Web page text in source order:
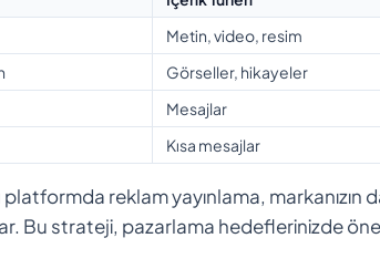
Metin, video, resim
Görseller, hikayeler
Mesajlar
Kısa mesajlar
reklam yayınlama, markanızın
Bu strateji, pazarlama hedeflerinizde